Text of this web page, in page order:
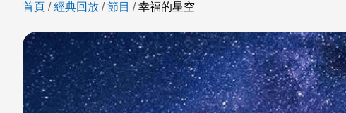
首頁 /經典回放 /節目 /幸福的星空